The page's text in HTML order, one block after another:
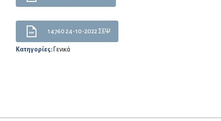
14760 24-10-2022 ΣΕΨ
Κατηγορίες: Γενικά